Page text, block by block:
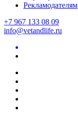
Рекламодателям
+7 967 133 08 09
info@vetandlife.ru